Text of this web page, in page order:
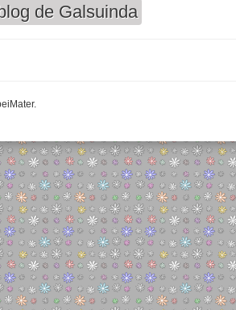
Capacitación Valencia (España) 10-11
de Galsuinda